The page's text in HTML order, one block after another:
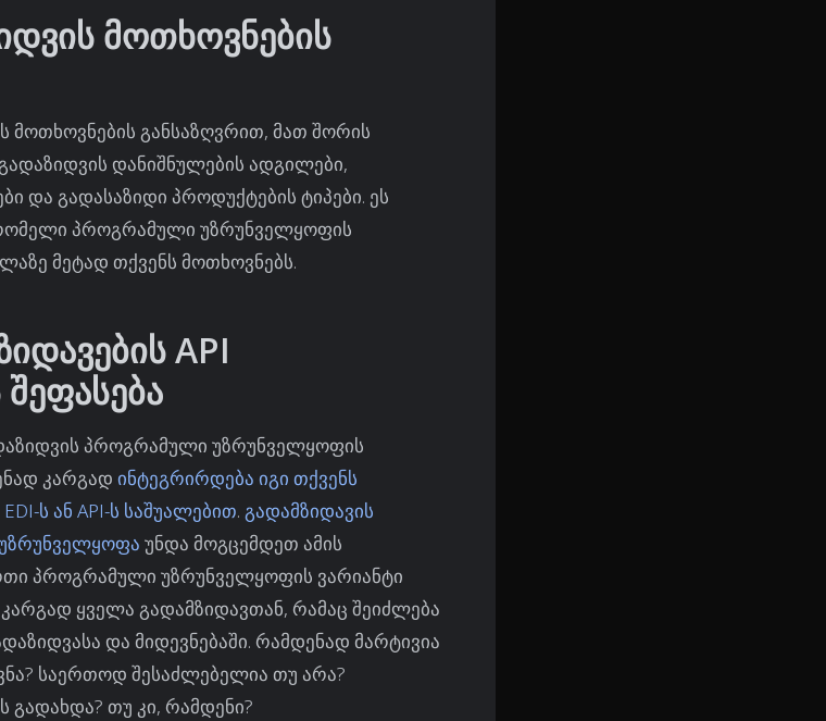
მოთხოვნების
მოთხოვნების განსაზღვრით, მათ შორის
დანიშნულების ადგილები,
და გადასაზიდი პროდუქტების ტიპები. ეს
პროგრამული უზრუნველყოფის
მეტად თქვენს მოთხოვნებს.
API
პროგრამული უზრუნველყოფის
კარგად ინტეგრირდება იგი თქვენს
ს ან API-ს საშუალებით. გადამზიდავის
უნდა მოგცემდეთ ამის
პროგრამული უზრუნველყოფის ვარიანტი
ყველა გადამზიდავთან, რამაც შეიძლება
და მიდევნებაში. რამდენად მარტივია
საერთოდ შესაძლებელია თუ არა?
გადახდა? თუ კი, რამდენი?